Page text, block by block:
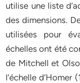
utilise une liste
des dimensions.
utilisées pour
échelles ont été
de Mitchell et
l’échelle d’Homer